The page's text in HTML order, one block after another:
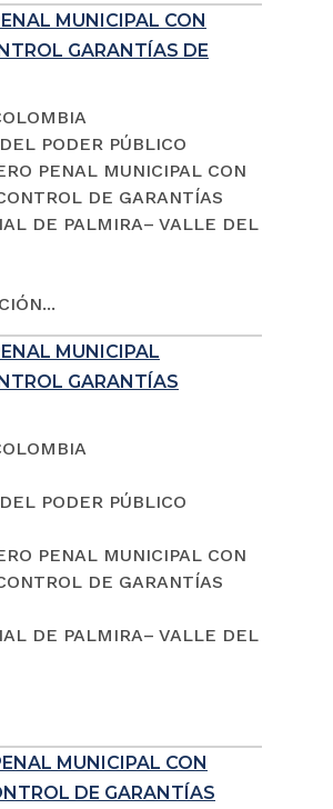
MUNICIPAL CON
GARANTÍAS DE
PODER PÚBLICO
PENAL MUNICIPAL CON
DE GARANTÍAS
DE PALMIRA– VALLE DEL
MUNICIPAL
GARANTÍAS
PODER PÚBLICO
PENAL MUNICIPAL CON
DE GARANTÍAS
DE PALMIRA– VALLE DEL
MUNICIPAL CON
DE GARANTÍAS